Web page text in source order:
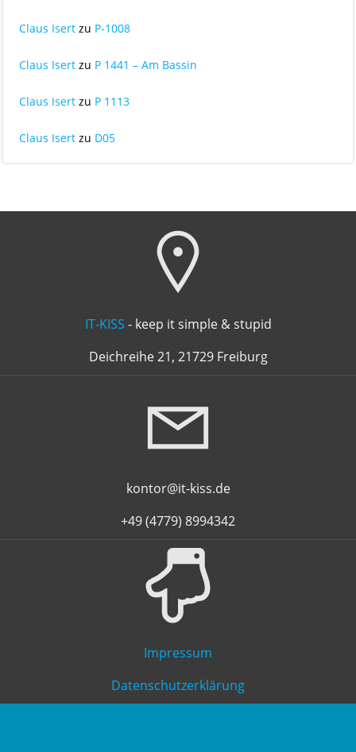
Claus Isert zu P-1008
Claus Isert zu P 1441 – Am Bassin
Claus Isert zu P 1113
Claus Isert zu D05
IT-KISS - keep it simple & stupid
Deichreihe 21, 21729 Freiburg
kontor@it-kiss.de
+49 (4779) 8994342
Impressum
Datenschutzerklärung